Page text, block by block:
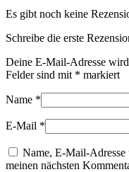
Es gibt noch keine
Schreibe die erste
Deine E-Mail-Adresse
Felder sind mit * markiert
Name *
E-Mail *
Name, E-Mail-Adresse
meinen nächsten